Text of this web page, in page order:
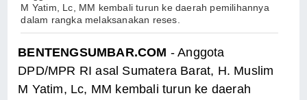
M Yatim, Lc, MM kembali turun ke daerah pemilihannya
dalam rangka melaksanakan reses.
BENTENGSUMBAR.COM - Anggota
DPD/MPR RI asal Sumatera Barat, H. Muslim
M Yatim, Lc, MM kembali turun ke daerah